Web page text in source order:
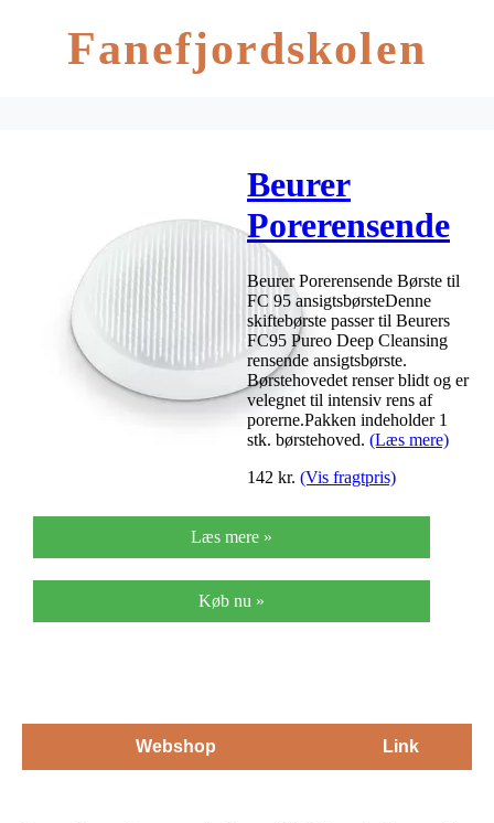
Fanefjordskolen
Beurer
Porerensende
Børste til FC
95
ansigtsbørste –
1 stk.
Beurer Porerensende Børste til
FC 95 ansigtsbørsteDenne
skiftebørste passer til Beurers
FC95 Pureo Deep Cleansing
rensende ansigtsbørste.
Børstehovedet renser blidt og er
velegnet til intensiv rens af
porerne.Pakken indeholder 1
stk. børstehoved. (Læs mere)
142 kr. (Vis fragtpris)
Læs mere »
Køb nu »
Webshop Link